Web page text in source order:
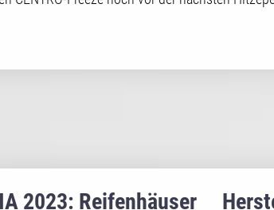
2023: Reifenhäuser